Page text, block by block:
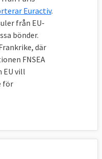
Euractiv.
från EU-
bönder.
där
FNSEA
EU vill
för